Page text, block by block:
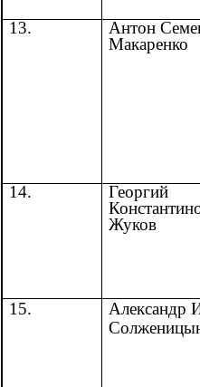
13.
Антон
Макаренко
14.
Георгий
Жуков
15.
Александр